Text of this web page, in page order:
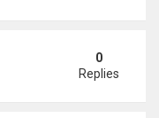
bạn trai kém 6 tuổi
0
Replies